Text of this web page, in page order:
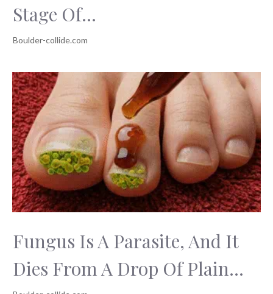
Stage Of...
Fungus Is A Parasite, And It
Dies From A Drop Of Plain...